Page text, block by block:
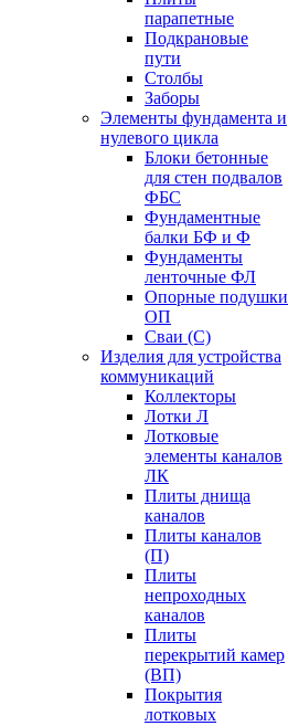
парапетные
Подкрановые
пути
Столбы
Заборы
Элементы фундамента и
нулевого цикла
Блоки бетонные
для стен подвалов
ФБС
Фундаментные
балки БФ и Ф
Фундаменты
ленточные ФЛ
Опорные подушки
ОП
Сваи (С)
Изделия для устройства
коммуникаций
Коллекторы
Лотки Л
Лотковые
элементы каналов
ЛК
Плиты днища
каналов
Плиты каналов
(П)
Плиты
непроходных
каналов
Плиты
перекрытий камер
(ВП)
Покрытия
лотковых